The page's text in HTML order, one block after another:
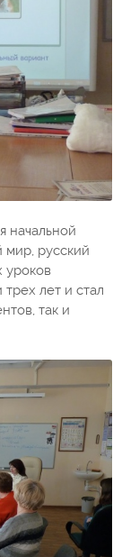
начальной
русский
уроков
лет и стал
так и